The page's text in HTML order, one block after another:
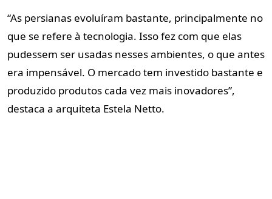
“As persianas evoluíram bastante, principalmente no
que se refere à tecnologia. Isso fez com que elas
pudessem ser usadas nesses ambientes, o que antes
era impensável. O mercado tem investido bastante e
produzido produtos cada vez mais inovadores”,
destaca a arquiteta Estela Netto.